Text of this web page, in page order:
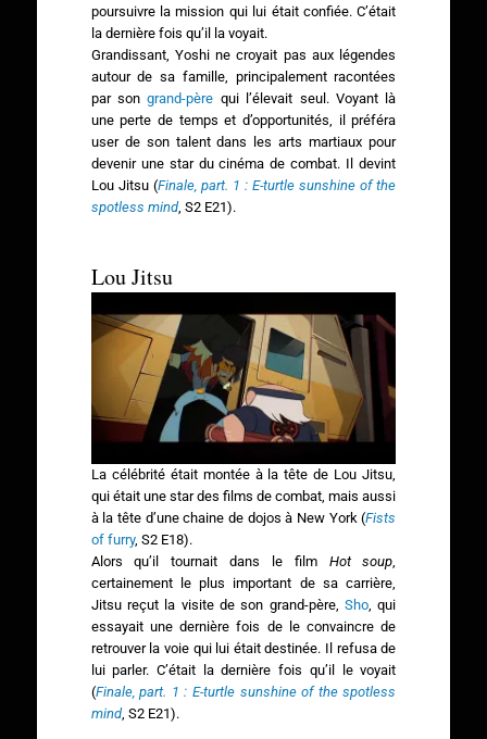
poursuivre la mission qui lui était confiée. C’était
la dernière fois qu’il la voyait.
Grandissant, Yoshi ne croyait pas aux légendes
autour de sa famille, principalement racontées
par songrand-père qui l’élevait seul. Voyant là
une perte de temps et d’opportunités, il préféra
user de son talent dans les arts martiaux pour
devenir une star du cinéma de combat. Il devint
Lou Jitsu (Finale, part. 1 : E-turtle sunshine of the
spotless mind, S2 E21).
Lou Jitsu
La célébrité était montée à la tête de Lou Jitsu,
qui était une star des films de combat, mais aussi
à la tête d’une chaine de dojos à New York (Fists
of furry, S2 E18).
Alors qu’il tournait dans le film Hot soup
certainement le plus important de sa carrière,
Jitsu reçut la visite de son grand-père,Sho , qui
essayait une dernière fois de le convaincre de
retrouver la voie qui lui était destinée. Il refusa de
lui parler. C’était la dernière fois qu’il le voyait
(Finale, part. 1 : E-turtle sunshine of the spotless
mind, S2 E21).